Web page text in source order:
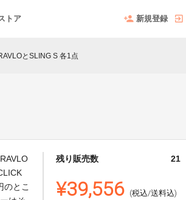
トア 新規登録
とSLING S 各1点
とこ
残り販売数 21
¥39,556 (税込/送料込)